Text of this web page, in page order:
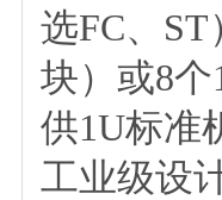
选FC、ST
块）或8
供1U标准
工业级设